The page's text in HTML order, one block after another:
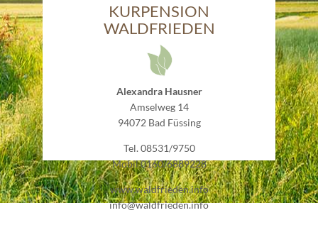
KURPENSION
WALDFRIEDEN
Alexandra Hausner
Amselweg 14
94072 Bad Füssing
Tel. 08531/9750
Mobil 0160/6889228
www.waldfrieden.info
info@waldfrieden.info